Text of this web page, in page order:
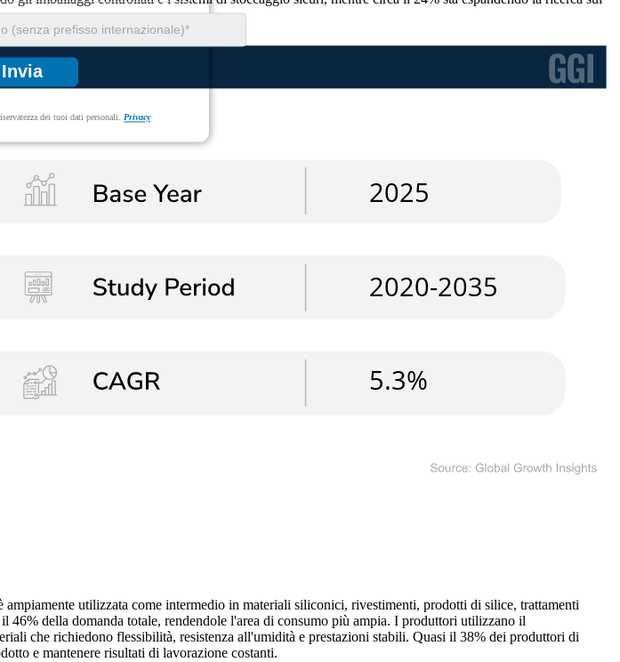
Invia
dei tuoi dati personali. Privacy
utilizzata come intermedio in materiali siliconici, rivestimenti, prodotti di silice, trattamenti
della domanda totale, rendendole l'area di consumo più ampia. I produttori utilizzano il
che richiedono flessibilità, resistenza all'umidità e prestazioni stabili. Quasi il 38% dei produttori di
e mantenere risultati di lavorazione costanti.